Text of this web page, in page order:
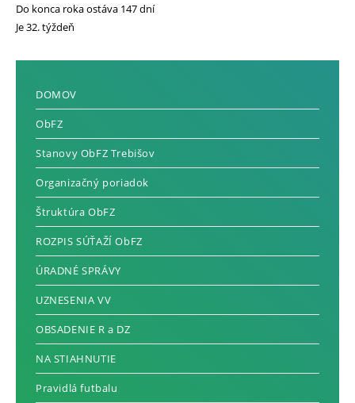
Do konca roka ostáva 147 dní
Je 32. týždeň
DOMOV
ObFZ
Stanovy ObFZ Trebišov
Organizačný poriadok
Štruktúra ObFZ
ROZPIS SÚŤAŽÍ ObFZ
ÚRADNÉ SPRÁVY
UZNESENIA VV
OBSADENIE R a DZ
NA STIAHNUTIE
Pravidlá futbalu